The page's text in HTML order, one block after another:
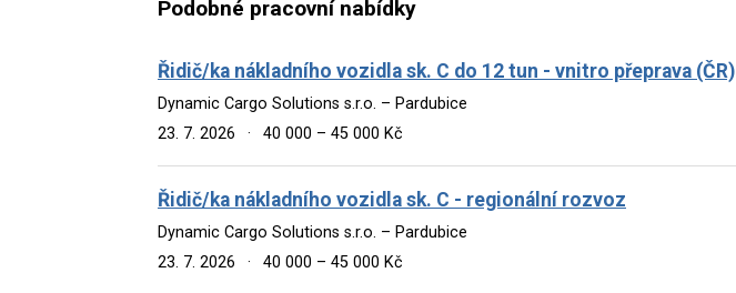
Podobné pracovní nabídky
Řidič/ka nákladního vozidla sk. C do 12 tun - vnitro přeprava (ČR)
Dynamic Cargo Solutions s.r.o. – Pardubice
23. 7. 2026
· 40 000 – 45 000 Kč
Řidič/ka nákladního vozidla sk. C - regionální rozvoz
Dynamic Cargo Solutions s.r.o. – Pardubice
23. 7. 2026
· 40 000 – 45 000 Kč